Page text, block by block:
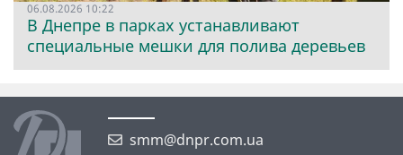
06.08.2026 10:22
В Днепре в парках устанавливают
специальные мешки для полива деревьев
smm@dnpr.com.ua